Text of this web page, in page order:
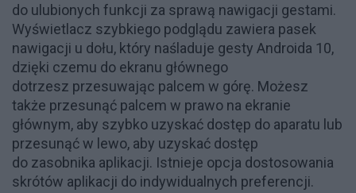
do ulubionych funkcji za sprawą nawigacji gestami.
Wyświetlacz szybkiego podglądu zawiera pasek
nawigacji u dołu, który naśladuje gesty Androida 10,
dzięki czemu do ekranu głównego
dotrzesz przesuwając palcem w górę. Możesz
także przesunąć palcem w prawo na ekranie
głównym, aby szybko uzyskać dostęp do aparatu lub
przesunąć w lewo, aby uzyskać dostęp
do zasobnika aplikacji. Istnieje opcja dostosowania
skrótów aplikacji do indywidualnych preferencji.